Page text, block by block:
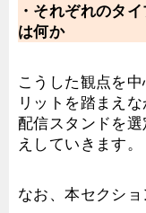
・それぞれのタ
は何か
こうした観点を
リットを踏まえな
配信スタンドを
えしていきます。
なお、本セクシ